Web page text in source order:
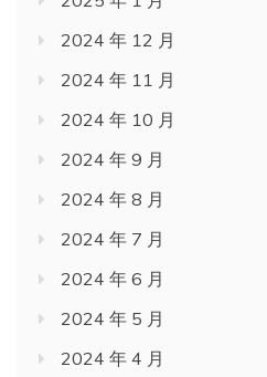
2024 年 12 月
2024 年 11 月
2024 年 10 月
2024 年 9 月
2024 年 8 月
2024 年 7 月
2024 年 6 月
2024 年 5 月
2024 年 4 月